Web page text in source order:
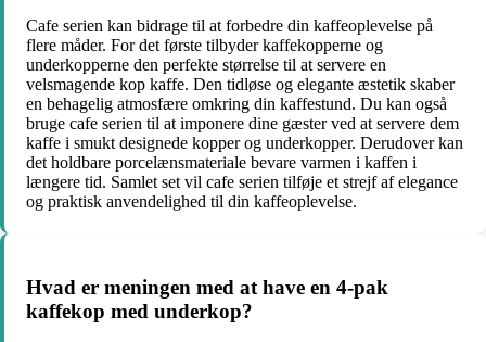
Cafe serien kan bidrage til at forbedre din kaffeoplevelse på
flere måder. For det første tilbyder kaffekopperne og
underkopperne den perfekte størrelse til at servere en
velsmagende kop kaffe. Den tidløse og elegante æstetik skaber
en behagelig atmosfære omkring din kaffestund. Du kan også
bruge cafe serien til at imponere dine gæster ved at servere dem
kaffe i smukt designede kopper og underkopper. Derudover kan
det holdbare porcelænsmateriale bevare varmen i kaffen i
længere tid. Samlet set vil cafe serien tilføje et strejf af elegance
og praktisk anvendelighed til din kaffeoplevelse.
Hvad er meningen med at have en 4-pak
kaffekop med underkop?